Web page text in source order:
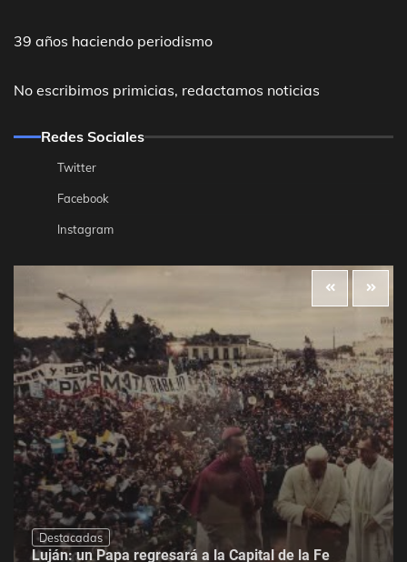
39 años haciendo periodismo
No escribimos primicias, redactamos noticias
Redes Sociales
Twitter
Facebook
Instagram
Destacadas
Luján: un Papa regresará a la Capital de la Fe